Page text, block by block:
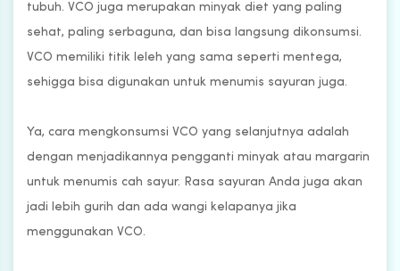
tubuh. VCO juga merupakan minyak diet yang paling
sehat, paling serbaguna, dan bisa langsung dikonsumsi.
VCO memiliki titik leleh yang sama seperti mentega,
sehigga bisa digunakan untuk menumis sayuran juga.
Ya, cara mengkonsumsi VCO yang selanjutnya adalah
dengan menjadikannya pengganti minyak atau margarin
untuk menumis cah sayur. Rasa sayuran Anda juga akan
jadi lebih gurih dan ada wangi kelapanya jika
menggunakan VCO.